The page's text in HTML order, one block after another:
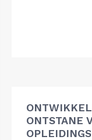
ONTSTANE